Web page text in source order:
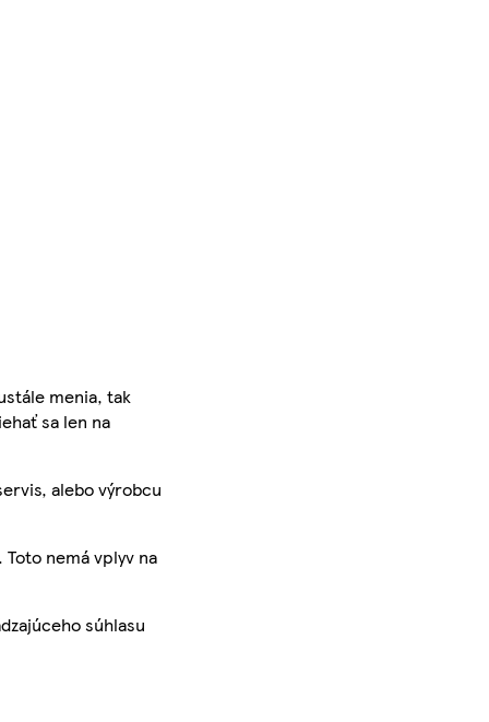
menia, tak
sa len na
alebo výrobcu
nemá vplyv na
súhlasu